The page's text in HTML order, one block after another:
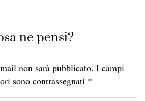
ne pensi?
non sarà pubblicato. I campi
sono contrassegnati *